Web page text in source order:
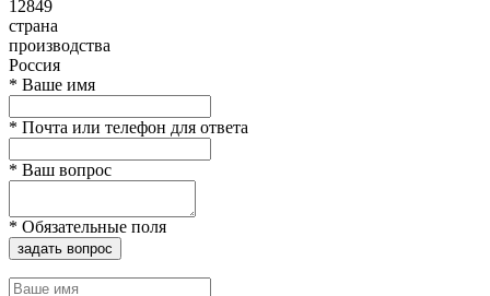
12849
страна
производства
Россия
* Ваше имя
* Почта или телефон для ответа
* Ваш вопрос
* Обязательные поля
задать вопрос